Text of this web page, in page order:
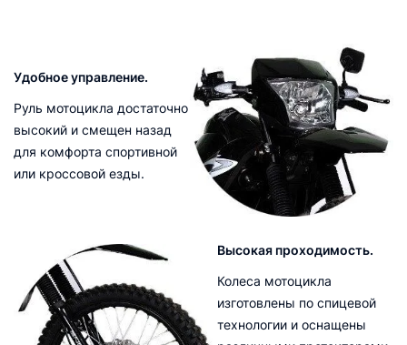
Удобное управление.
Руль мотоцикла достаточно
высокий и смещен назад
для комфорта спортивной
или кроссовой езды.
Высокая проходимость.
Колеса мотоцикла
изготовлены по спицевой
технологии и оснащены